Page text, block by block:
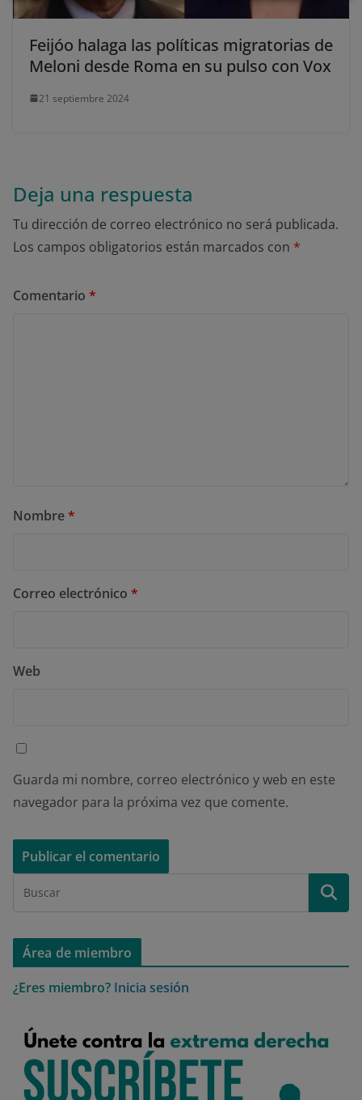
Feijóo halaga las políticas migratorias de
Meloni desde Roma en su pulso con Vox
21 septiembre 2024
Deja una respuesta
Tu dirección de correo electrónico no será publicada.
Los campos obligatorios están marcados con *
Comentario *
Nombre*
Correo electrónico *
Web
Guarda mi nombre, correo electrónico y web en este
navegador para la próxima vez que comente.
Área de miembro
¿Eres miembro? Inicia sesión
último, puedes leer nuestra Política de cookies.
No dar mi información personal